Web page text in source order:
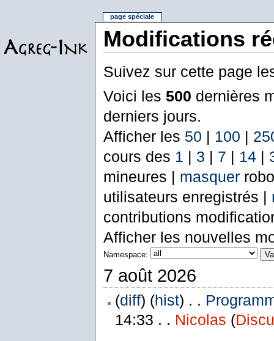
Modifications
Suivez sur cette page
Voici les 500 dernières
derniers jours.
Afficher les 50 | 100 |
cours des 1 | 3 | 7 | 14|
mineures | masquer
utilisateurs enregistrés |
contributions
Afficher les nouvelles
Namespace:
7 août 2026
(diff) (hist) . .
14:33 . . Nicolas (
page spéciale